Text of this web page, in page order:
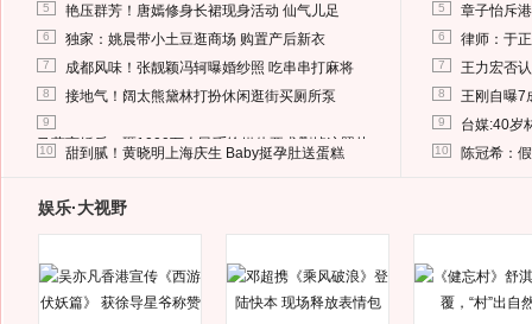
5 艳压群芳！唐嫣修身长裙现身活动 仙气儿足
6 独家：姚晨带小土豆逛商场 购置产后新衣
7 成都风味！张靓颖冯轲曝婚纱照 吃串串打麻将
8 接地气！阔太熊黛林打扮休闲逛街买厕所泵
9
马蓉离婚后，砸1000万人民币给媒体要求删掉这照片
10 甜到腻！黄晓明上海庆生 Baby挺孕肚送蛋糕
5 章子怡斥
6 律师：于
7 王力宏否
8 王刚自曝7
9 台媒:40岁
10 陈冠希：
娱乐·大视野